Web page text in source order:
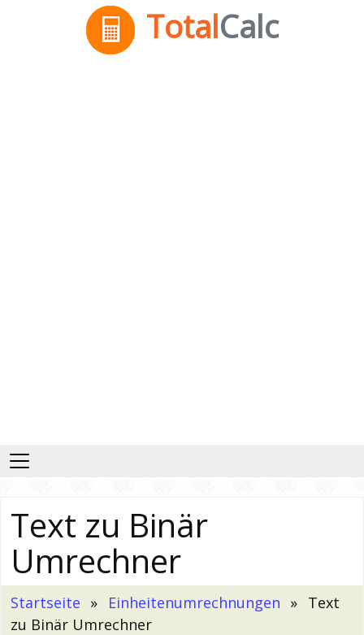
TotalCalc
Text zu Binär
Umrechner
Startseite Einheitenumrechnungen
Text
zu Binär Umrechner